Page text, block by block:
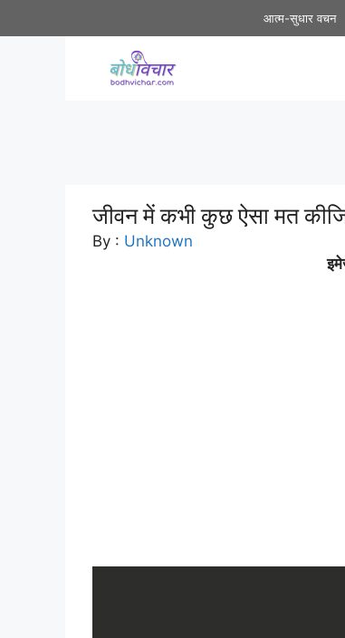
to
आत्म-सुधार वचन
जीवन में कभी कुछ ऐसा मत
By : Unknown